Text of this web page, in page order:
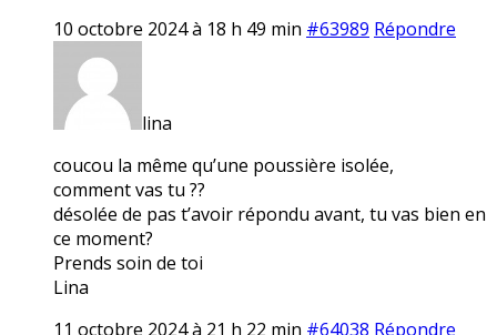
10 octobre 2024 à 18 h 49 min #63989 Répondre
lina
coucou la même qu’une poussière isolée,
comment vas tu ??
désolée de pas t’avoir répondu avant, tu vas bien en
ce moment?
Prends soin de toi
Lina
11 octobre 2024 à 21 h 22 min #64038 Répondre